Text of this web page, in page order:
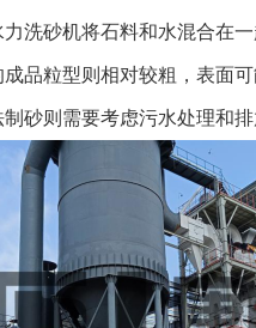
洗砂机将石料和水混合在一
品粒型则相对较粗，表面可
砂则需要考虑污水处理和排